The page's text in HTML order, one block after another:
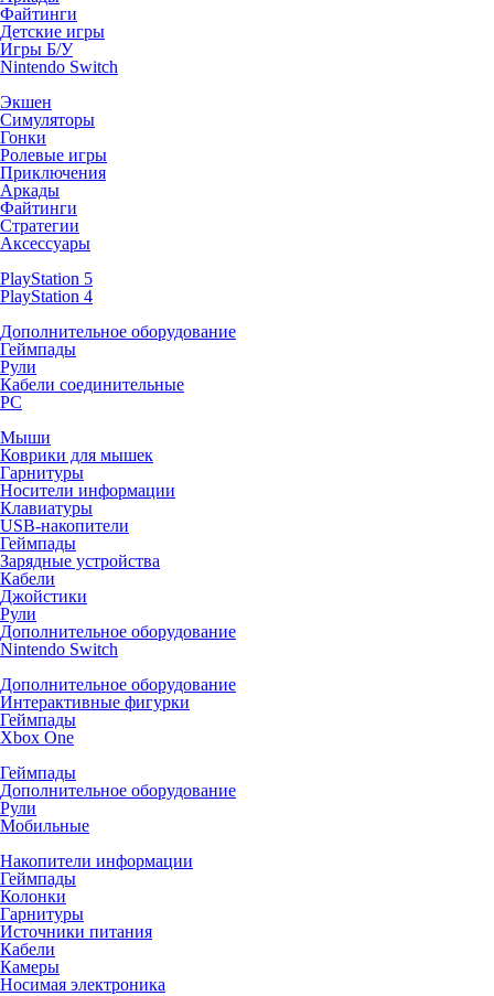
Файтинги
Детские игры
Игры Б/У
Nintendo Switch
Экшен
Симуляторы
Гонки
Ролевые игры
Приключения
Аркады
Файтинги
Стратегии
Аксессуары
PlayStation 5
PlayStation 4
Дополнительное оборудование
Геймпады
Рули
Кабели соединительные
PC
Мыши
Коврики для мышек
Гарнитуры
Носители информации
Клавиатуры
USB-накопители
Геймпады
Зарядные устройства
Кабели
Джойстики
Рули
Дополнительное оборудование
Nintendo Switch
Дополнительное оборудование
Интерактивные фигурки
Геймпады
Xbox One
Геймпады
Дополнительное оборудование
Рули
Мобильные
Накопители информации
Геймпады
Колонки
Гарнитуры
Источники питания
Кабели
Камеры
Носимая электроника